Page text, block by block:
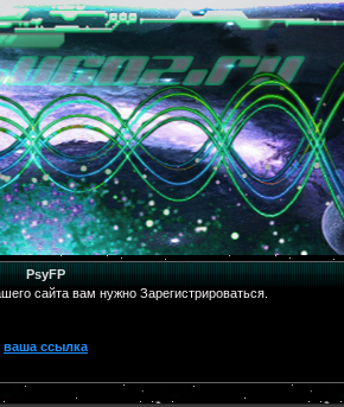
PsyFP
сайта вам нужно Зарегистрироваться.
ваша ссылка